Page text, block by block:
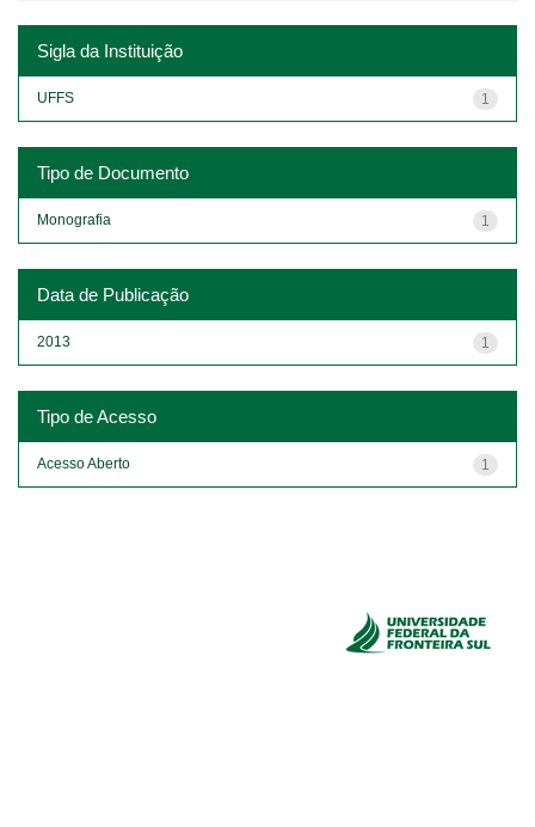
Sigla da Instituição
1
UFFS
Tipo de Documento
1
Monografia
Data de Publicação
1
2013
Tipo de Acesso
1
Acesso Aberto